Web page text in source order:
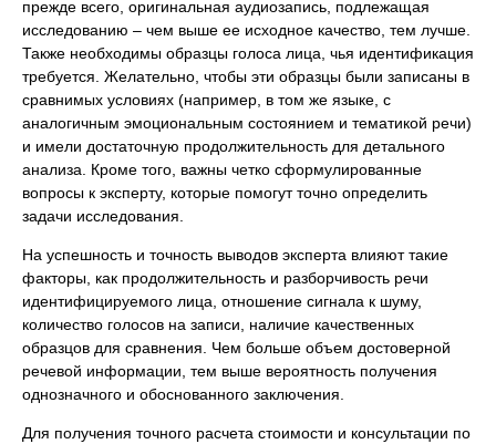
прежде всего, оригинальная аудиозапись, подлежащая
исследованию – чем выше ее исходное качество, тем лучше.
Также необходимы образцы голоса лица, чья идентификация
требуется. Желательно, чтобы эти образцы были записаны в
сравнимых условиях (например, в том же языке, с
аналогичным эмоциональным состоянием и тематикой речи)
и имели достаточную продолжительность для детального
анализа. Кроме того, важны четко сформулированные
вопросы к эксперту, которые помогут точно определить
задачи исследования.
На успешность и точность выводов эксперта влияют такие
факторы, как продолжительность и разборчивость речи
идентифицируемого лица, отношение сигнала к шуму,
количество голосов на записи, наличие качественных
образцов для сравнения. Чем больше объем достоверной
речевой информации, тем выше вероятность получения
однозначного и обоснованного заключения.
Для получения точного расчета стоимости и консультации по